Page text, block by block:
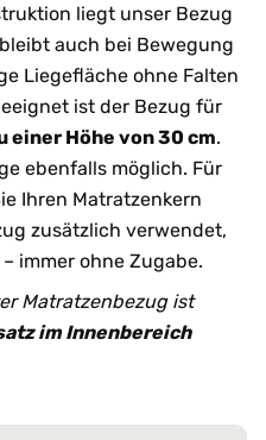
liegt unser Bezug
auch bei Bewegung
Liegefläche ohne Falten
ist der Bezug für
einer Höhe von 30 cm.
ebenfalls möglich. Für
Ihren Matratzenkern
zusätzlich verwendet,
immer ohne Zugabe.
Matratzenbezug ist
im Innenbereich